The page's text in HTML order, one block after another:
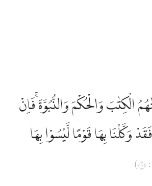
الْكِتٰبَ وَالْحُكْمَ وَالنُّبُوَّةَ ۚفَاِنْ
وَكَّلْنَا بِهَا قَوْمًا لَّيْسُوْا بِهَا